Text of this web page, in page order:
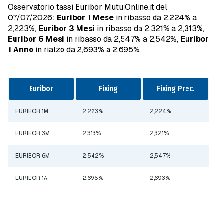
Osservatorio tassi Euribor MutuiOnline.it del
07/07/2026: Euribor 1 Mese in ribasso da 2,224% a
2,223%, Euribor 3 Mesi in ribasso da 2,321% a 2,313%,
Euribor 6 Mesi in ribasso da 2,547% a 2,542%, Euribor
1 Anno in rialzo da 2,693% a 2,695%.
Euribor Fixing Fixing Prec.
EURIBOR 1M 2,223% 2,224%
EURIBOR 3M 2,313% 2,321%
EURIBOR 6M 2,542% 2,547%
EURIBOR 1A 2,695% 2,693%